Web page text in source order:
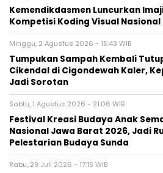
Kemendikdasmen Luncurkan
Kompetisi Koding Visual
Minggu, 2 Agustus 2026 - 15:43 WIB
Tumpukan Sampah Kembali
Cikendal di Cigondewah Kaler,
Jadi Sorotan
Sabtu, 1 Agustus 2026 - 21:06 WIB
Festival Kreasi Budaya Anak
Nasional Jawa Barat 2026, Jadi
Pelestarian Budaya Sunda
Rabu, 29 Juli 2026 - 17:15 WIB